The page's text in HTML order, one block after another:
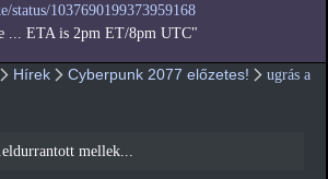
status/1037690199373959168
... ETA is 2pm ET/8pm UTC"
Hírek Cyberpunk 2077 előzetes!
ugrás a
mellek...